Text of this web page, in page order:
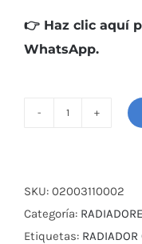
👉 Haz clic aquí
WhatsApp.
1.0
3
CIL
SKU: 02003110002
Categoría:
Etiquetas: RADIADOR